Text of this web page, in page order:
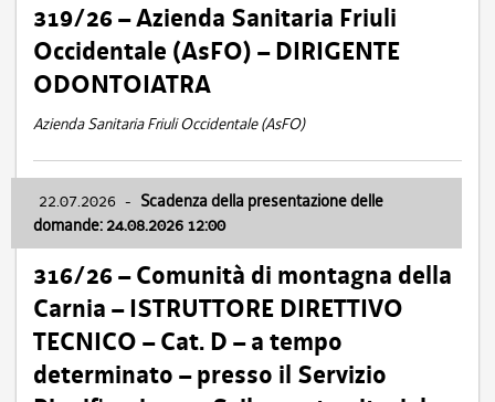
319/26 – Azienda Sanitaria Friuli
Occidentale (AsFO) – DIRIGENTE
ODONTOIATRA
Azienda Sanitaria Friuli Occidentale (AsFO)
22.07.2026 - Scadenza della presentazione delle
domande: 24.08.2026 12:00
316/26 – Comunità di montagna della
Carnia – ISTRUTTORE DIRETTIVO
TECNICO – Cat. D – a tempo
determinato – presso il Servizio